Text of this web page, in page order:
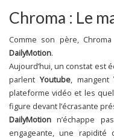
Chroma : Le
Comme son père,
DailyMotion.
Aujourd’hui, un constat est
parlentYoutube, mangent
plateforme vidéo et les
figure devant l’écrasante
DailyMotion n’échappe
engageante, une